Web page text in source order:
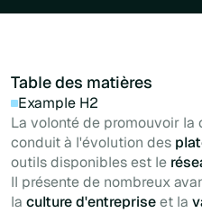
Table des matières
Example H2
La volonté de promouvoir la
conduit à l'évolution des
outils disponibles est le
Il présente de nombreux
la culture d'entrepriseet la